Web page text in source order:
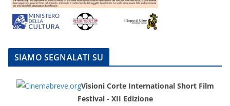
SIAMO SEGNALATI SU
Visioni Corte International Short Film
Festival - XII Edizione